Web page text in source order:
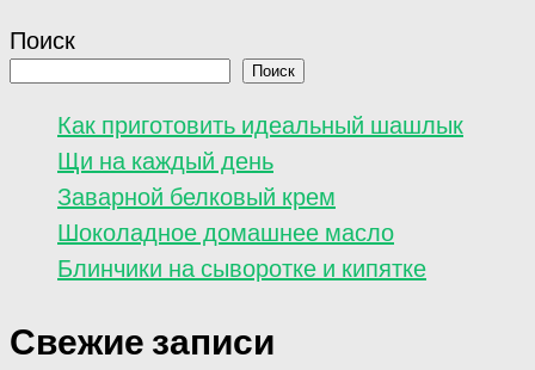
Поиск
Поиск
Как приготовить идеальный шашлык
Щи на каждый день
Заварной белковый крем
Шоколадное домашнее масло
Блинчики на сыворотке и кипятке
Свежие записи